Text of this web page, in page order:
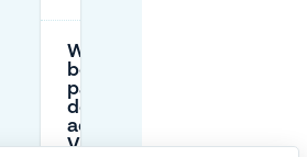
Wanneer is
betaald
parkeren in
de straat
actief bij
Visserijbuurt?